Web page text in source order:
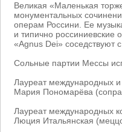
Великая «Маленькая
монументальных
операм Россини. Ее
и типично
«Agnus Dei» соседствуют
Сольные партии Мессы
Лауреат международных и
Мария Пономарёва
Лауреат международных
Люция Итальянская